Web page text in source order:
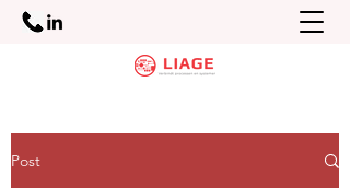
Post